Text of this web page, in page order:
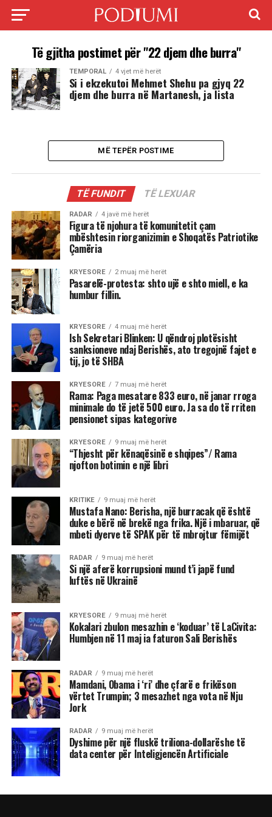
Të gjitha postimet për "22 djem dhe burra"
TEMPORAL 4 vjet më herët
Si i ekzekutoi Mehmet Shehu pa gjyq 22
djem dhe burra në Martanesh, ja lista
MË TEPËR POSTIME
TË FUNDIT TË LEXUAR
RADAR 4 javë më herët
Figura të njohura të komunitetit çam
mbështesin riorganizimin e Shoqatës Patriotike
Çamëria
KRYESORE 2 muaj më herët
Pasarelë-protesta: shto ujë e shto miell, e ka
humbur fillin.
KRYESORE 4 muaj më herët
Ish Sekretari Blinken: U qëndroj plotësisht
sanksioneve ndaj Berishës, ato tregojnë fajet e
tij, jo të SHBA
KRYESORE 7 muaj më herët
Rama: Paga mesatare 833 euro, në janar rroga
minimale do të jetë 500 euro. Ja sa do të rriten
pensionet sipas kategorive
KRYESORE 9 muaj më herët
“Thjesht për kënaqësinë e shqipes”/ Rama
njofton botimin e një libri
KRITIKE 9 muaj më herët
Mustafa Nano: Berisha, një burracak që është
duke e bërë në brekë nga frika. Një i mbaruar, që
mbeti dyerve të SPAK për të mbrojtur fëmijët
RADAR 9 muaj më herët
Si një aferë korrupsioni mund t’i japë fund
luftës në Ukrainë
KRYESORE 9 muaj më herët
Kokalari zbulon mesazhin e ‘koduar’ të LaCivita:
Humbjen në 11 maj ia faturon Sali Berishës
RADAR 9 muaj më herët
Mamdani, Obama i ‘ri’ dhe çfarë e frikëson
vërtet Trumpin; 3 mesazhet nga vota në Nju
Jork
RADAR 9 muaj më herët
Dyshime për një fluskë triliona-dollarëshe të
data center për Inteligjencën Artificiale